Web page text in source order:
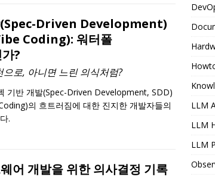
(Spec-Driven Development)
Coding): 워터폴
?
로, 아니면 느린 의식처럼?
기반 개발(Spec-Driven Development, SDD)
의 흐트러짐에 대한 진지한 개발자들의
.
어 개발을 위한 의사결정 기록
LLM
LLM
LLM